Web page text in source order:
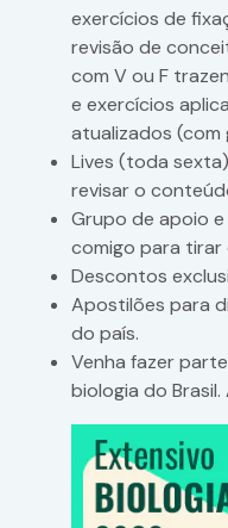
exercícios de
revisão de
com V ou F
e exercícios
atualizados
Lives (toda
revisar o
Grupo de apoio
comigo para tirar
Descontos
Apostilões para
do país.
Venha fazer
biologia do